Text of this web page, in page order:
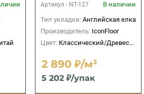
Артикул - NT-127
В наличии
Тип укладки: Английская елка
Производитель: IconFloor
Цвет: Классический/Древесный
2 890 ₽/м²
5 202 ₽/упак